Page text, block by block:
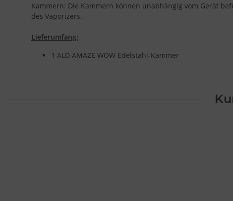
Kammern: Die Kammern können unabhängig vom Gerät
des Vaporizers.
Lieferumfang:
1 ALD AMAZE WOW Edelstahl-Kammer